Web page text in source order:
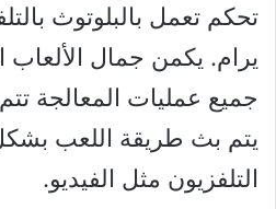
تحكم تعمل بالبلوتوث
يرام. يكمن جمال الألعاب
جميع عمليات المعالجة
يتم بث طريقة اللعب
التلفزيون مثل الفيديو.